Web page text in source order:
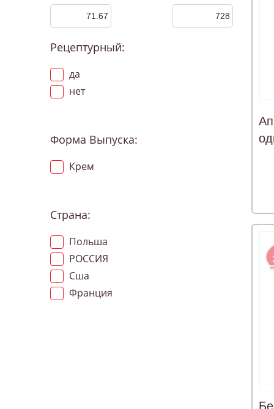
Рецептурный:
да
нет
Форма Выпуска:
Крем
Страна:
Польша
РОССИЯ
Сша
Франция